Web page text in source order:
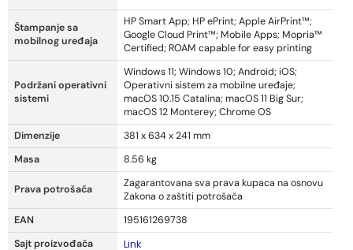
Štampanje sa
mobilnog uređaja
HP Smart App; HP ePrint; Apple AirPrint™;
Google Cloud Print™; Mobile Apps; Mopria™
Certified; ROAM capable for easy printing
Podržani operativni
sistemi
Windows 11; Windows 10; Android; iOS;
Operativni sistem za mobilne uređaje;
macOS 10.15 Catalina; macOS 11 Big Sur;
macOS 12 Monterey; Chrome OS
Dimenzije
381 x 634 x 241 mm
Masa
8.56 kg
Prava potrošača
Zagarantovana sva prava kupaca na osnovu
Zakona o zaštiti potrošača
EAN
195161269738
Sajt proizvođača
Link